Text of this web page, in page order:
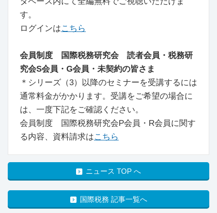
す。
ログインはこちら
会員制度 国際税務研究会 読者会員・税務研
究会S会員・G会員・未契約の皆さま
＊シリーズ（3）以降のセミナーを受講するには
通常料金がかかります。受講をご希望の場合に
は、一度下記をご確認ください。
会員制度 国際税務研究会P会員・R会員に関す
る内容、資料請求はこちら
ニュース TOP へ
国際税務 記事一覧へ